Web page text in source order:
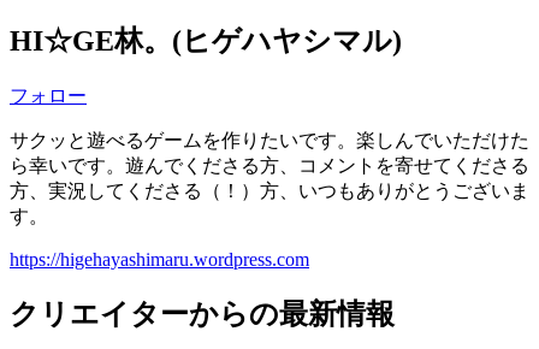
HI☆GE林。(ヒゲハヤシマル)
フォロー
サクッと遊べるゲームを作りたいです。楽しんでいただけた
ら幸いです。遊んでくださる方、コメントを寄せてくださる
方、実況してくださる（！）方、いつもありがとうございま
す。
https://higehayashimaru.wordpress.com
クリエイターからの最新情報